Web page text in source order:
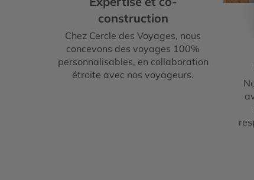
construction
Chez Cercle des Voyages, nous
concevons des voyages 100%
personnalisables, en collaboration
étroite avec nos voyageurs.